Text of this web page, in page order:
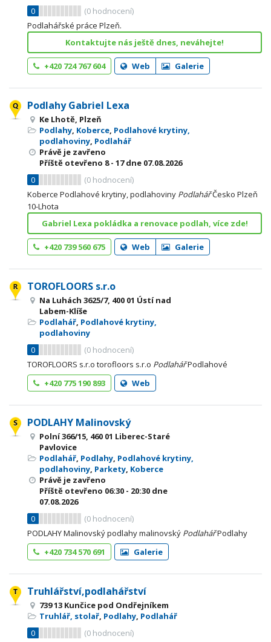
0
(0 hodnocení)
Podlahářské práce Plzeň.
Kontaktujte nás ještě dnes, neváhejte!
+420 724 767 604 Web Galerie
Podlahy Gabriel Lexa
Ke Lhotě, Plzeň
Podlahy, Koberce, Podlahové krytiny,
podlahoviny, Podlahář
Právě je zavřeno
Příště otevřeno 8 - 17dne 07.08.2026
0
(0 hodnocení)
Koberce Podlahové krytiny, podlahoviny PodlahářČesko Plzeň
10-Lhota
Gabriel Lexa pokládka a renovace podlah, více zde!
+420 739 560 675 Web Galerie
TOROFLOORS s.r.o
Na Luhách 3625/7, 400 01 Ústí nad
Labem-Klíše
Podlahář, Podlahové krytiny,
podlahoviny
0
(0 hodnocení)
TOROFLOORS s.r.o torofloors s.r.o PodlahářPodlahové
+420 775 190 893
Web
PODLAHY Malinovský
Polní 366/15, 460 01 Liberec-Staré
Pavlovice
Podlahář, Podlahy, Podlahové krytiny,
podlahoviny, Parkety, Koberce
Právě je zavřeno
Příště otevřeno 06:30 - 20:30 dne
07.08.2026
0
(0 hodnocení)
PODLAHY Malinovský podlahy malinovský PodlahářPodlahy
+420 734 570 691
Galerie
Truhlářství,podlahářství
739 13 Kunčice pod Ondřejníkem
Truhlář, stolař, Podlahy, Podlahář
0
(0 hodnocení)